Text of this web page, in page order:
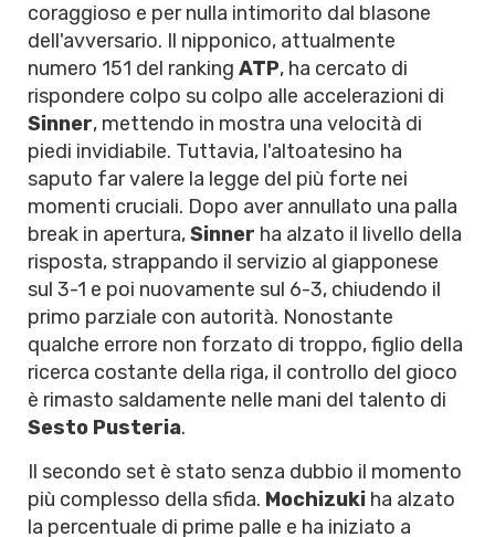
coraggioso e per nulla intimorito dal blasone
dell'avversario. Il nipponico, attualmente
numero 151 del ranking ATP, ha cercato di
rispondere colpo su colpo alle accelerazioni di
Sinner, mettendo in mostra una velocità di
piedi invidiabile. Tuttavia, l'altoatesino ha
saputo far valere la legge del più forte nei
momenti cruciali. Dopo aver annullato una palla
break in apertura,Sinner ha alzato il livello della
risposta, strappando il servizio al giapponese
sul 3-1 e poi nuovamente sul 6-3, chiudendo il
primo parziale con autorità. Nonostante
qualche errore non forzato di troppo, figlio della
ricerca costante della riga, il controllo del gioco
è rimasto saldamente nelle mani del talento di
Sesto Pusteria.
Il secondo set è stato senza dubbio il momento
più complesso della sfida. Mochizuki ha alzato
la percentuale di prime palle e ha iniziato a